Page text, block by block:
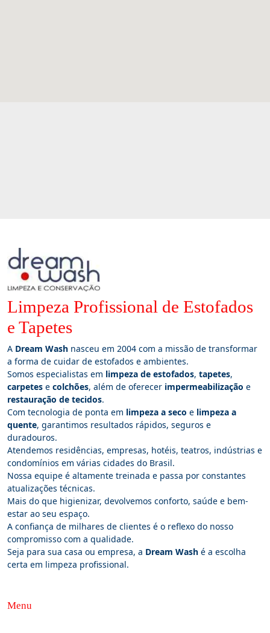
Limpeza Profissional de Estofados
e Tapetes
A Dream Wash nasceu em 2004 com a missão de transformar
a forma de cuidar de estofados e ambientes.
Somos especialistas em limpeza de estofados, tapetes,
carpetes e colchões, além de oferecer impermeabilização e
restauração de tecidos.
Com tecnologia de ponta em limpeza a seco e limpeza a
quente, garantimos resultados rápidos, seguros e
duradouros.
Atendemos residências, empresas, hotéis, teatros, indústrias e
condomínios em várias cidades do Brasil.
Nossa equipe é altamente treinada e passa por constantes
atualizações técnicas.
Mais do que higienizar, devolvemos conforto, saúde e bem-
estar ao seu espaço.
A confiança de milhares de clientes é o reflexo do nosso
compromisso com a qualidade.
Seja para sua casa ou empresa, a Dream Wash é a escolha
certa em limpeza profissional.
Menu